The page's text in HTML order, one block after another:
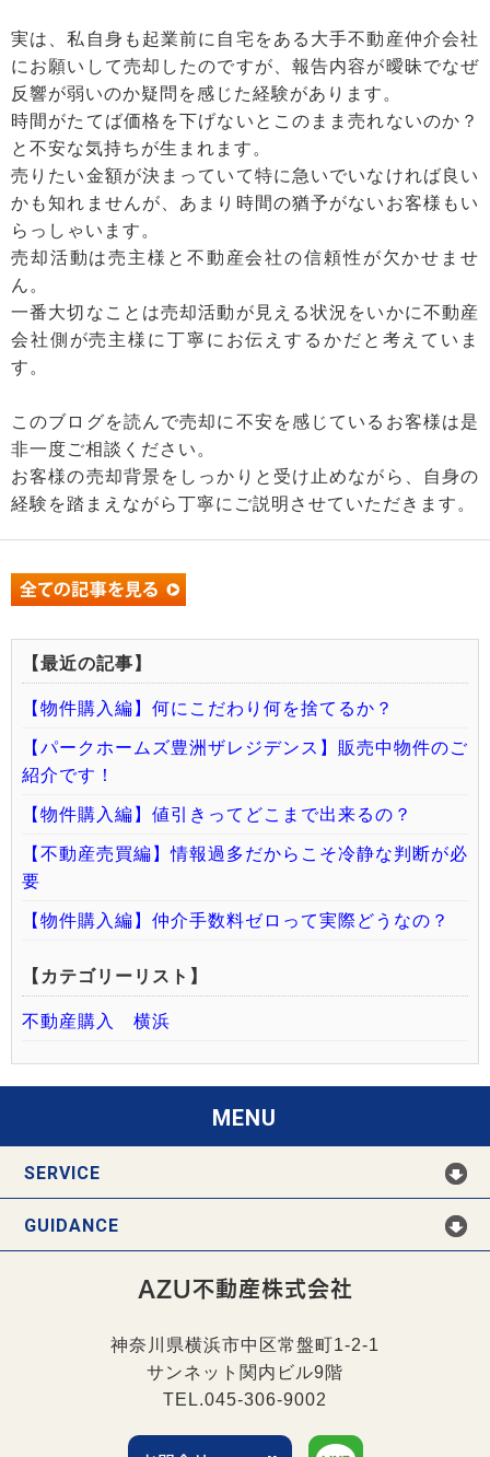
実は、私自身も起業前に自宅をある大手不動産仲介会社
にお願いして売却したのですが、報告内容が曖昧でなぜ
反響が弱いのか疑問を感じた経験があります。
時間がたてば価格を下げないとこのまま売れないのか？
と不安な気持ちが生まれます。
売りたい金額が決まっていて特に急いでいなければ良い
かも知れませんが、あまり時間の猶予がないお客様もい
らっしゃいます。
売却活動は売主様と不動産会社の信頼性が欠かせませ
ん。
一番大切なことは売却活動が見える状況をいかに不動産
会社側が売主様に丁寧にお伝えするかだと考えていま
す。
このブログを読んで売却に不安を感じているお客様は是
非一度ご相談ください。
お客様の売却背景をしっかりと受け止めながら、自身の
経験を踏まえながら丁寧にご説明させていただきます。
【最近の記事】
【物件購入編】何にこだわり何を捨てるか？
【パークホームズ豊洲ザレジデンス】販売中物件のご
紹介です！
【物件購入編】値引きってどこまで出来るの？
【不動産売買編】情報過多だからこそ冷静な判断が必
要
【物件購入編】仲介手数料ゼロって実際どうなの？
【カテゴリーリスト】
不動産購入 横浜
MENU
SERVICE
GUIDANCE
AZU不動産株式会社
神奈川県横浜市中区常盤町1-2-1
サンネット関内ビル9階
TEL.045-306-9002